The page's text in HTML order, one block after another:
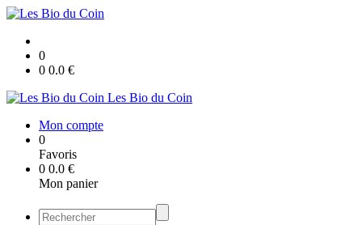
0
0 0.0 €
Les Bio du Coin
Mon compte
0
Favoris
0 0.0 €
Mon panier